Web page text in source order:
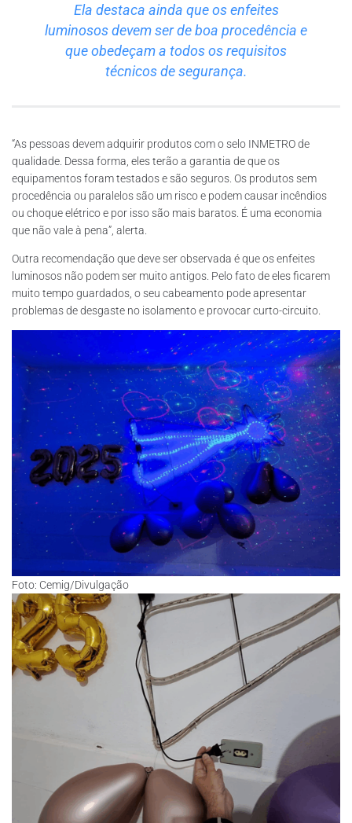
Ela destaca ainda que os enfeites
luminosos devem ser de boa procedência e
que obedeçam a todos os requisitos
técnicos de segurança.
“As pessoas devem adquirir produtos com o selo INMETRO de
qualidade. Dessa forma, eles terão a garantia de que os
equipamentos foram testados e são seguros. Os produtos sem
procedência ou paralelos são um risco e podem causar incêndios
ou choque elétrico e por isso são mais baratos. É uma economia
que não vale à pena”, alerta.
Outra recomendação que deve ser observada é que os enfeites
luminosos não podem ser muito antigos. Pelo fato de eles ficarem
muito tempo guardados, o seu cabeamento pode apresentar
problemas de desgaste no isolamento e provocar curto-circuito.
Foto: Cemig/Divulgação